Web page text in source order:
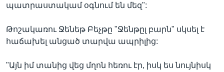
պատրաստակամ օգնում են մեզ":
Թոշակառու Ջենեթ Բեչթը "Ջենթըլ բարն" սկսել է
հաճախել անցած տարվա ապրիլից:
"Այն իմ տանից վեց մղոն հեռու էր, իսկ ես նույնիսկ